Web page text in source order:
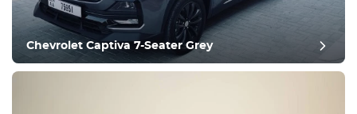
气候控制
驱动器
Chevrolet Captiva 7-Seater Grey